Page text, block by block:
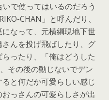
で使ってはいるのだろう
CHAN」と呼んだり、
なって、元横綱現地下世
んを投げ飛ばしたり、グ
ったり、「俺はどうした
その後の動じないでデン
と何だか可愛らしい感じ
っさんの可愛らしさが出